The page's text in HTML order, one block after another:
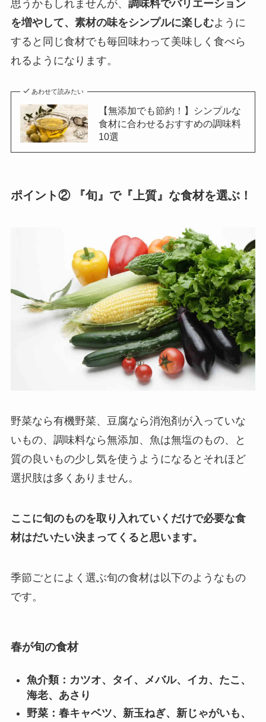
思うかもしれませんが、 調味料でバリエーション
を増やして、素材の味をシンプルに楽しむように
すると同じ食材でも毎回味わって美味しく食べら
れるようになります。
あわせて読みたい
【無添加でも節約！】シンプルな
食材に合わせるおすすめの調味料
10選
ポイント② 『旬』で『上質』な食材を選ぶ！
野菜なら有機野菜、豆腐なら消泡剤が入っていな
いもの、調味料なら無添加、魚は無塩のもの、と
質の良いもの少し気を使うようになるとそれほど
選択肢は多くありません。
ここに旬のものを取り入れていくだけで必要な食
材はだいたい決まってくると思います。
季節ごとによく選ぶ旬の食材は以下のようなもの
です。
春が旬の食材
魚介類：カツオ、タイ、メバル、イカ、たこ、
海老、あさり
野菜：春キャベツ、新玉ねぎ、新じゃがいも、